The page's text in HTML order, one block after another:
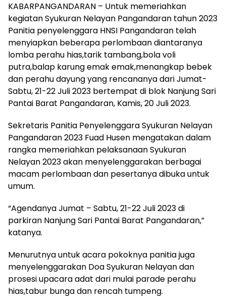
KABARPANGANDARAN – Untuk memeriahkan
kegiatan Syukuran Nelayan Pangandaran tahun 2023
Panitia penyelenggara HNSI Pangandaran telah
menyiapkan beberapa perlombaan diantaranya
lomba perahu hias,tarik tambang,bola voli
putra,balap karung emak emak,menangkap bebek
dan perahu dayung yang rencananya dari Jumat-
Sabtu, 21-22 Juli 2023 bertempat di blok Nanjung Sari
Pantai Barat Pangandaran, Kamis, 20 Juli 2023.
Sekretaris Panitia Penyelenggara Syukuran Nelayan
Pangandaran 2023 Fuad Husen mengatakan dalam
rangka memeriahkan pelaksanaan Syukuran
Nelayan 2023 akan menyelenggarakan berbagai
macam perlombaan dan pesertanya dibuka untuk
umum.
“Agendanya Jumat – Sabtu, 21-22 Juli 2023 di
parkiran Nanjung Sari Pantai Barat Pangandaran,”
katanya.
Menurutnya untuk acara pokoknya panitia juga
menyelenggarakan Doa Syukuran Nelayan dan
prosesi upacara adat dari mulai parade perahu
hias,tabur bunga dan rencah tumpeng.